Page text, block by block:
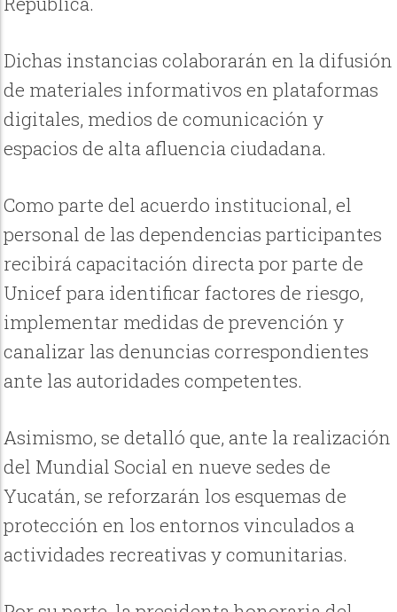
Dichas instancias colaborarán en la difusión
de materiales informativos en plataformas
digitales, medios de comunicación y
espacios de alta afluencia ciudadana.
Como parte del acuerdo institucional, el
personal de las dependencias participantes
recibirá capacitación directa por parte de
Unicef para identificar factores de riesgo,
implementar medidas de prevención y
canalizar las denuncias correspondientes
ante las autoridades competentes.
Asimismo, se detalló que, ante la realización
del Mundial Social en nueve sedes de
Yucatán, se reforzarán los esquemas de
protección en los entornos vinculados a
actividades recreativas y comunitarias.